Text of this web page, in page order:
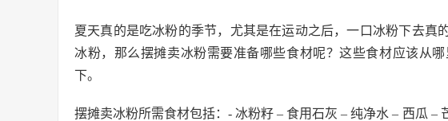
夏天真的是吃冰粉的季节，尤其是在运动之后，一口冰粉下去真
冰粉，那么摆摊卖冰粉需要准备哪些食材呢？这些食材应该从
下。
摆摊卖冰粉所需食材包括：- 冰粉籽 – 食用石灰 – 纯净水 – 西瓜 –